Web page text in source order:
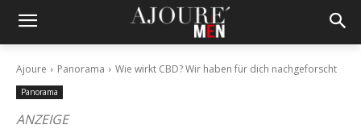
Ajoure Panorama Wie wirkt CBD? Wir haben für dich nachgeforscht
Panorama
ANZEIGE